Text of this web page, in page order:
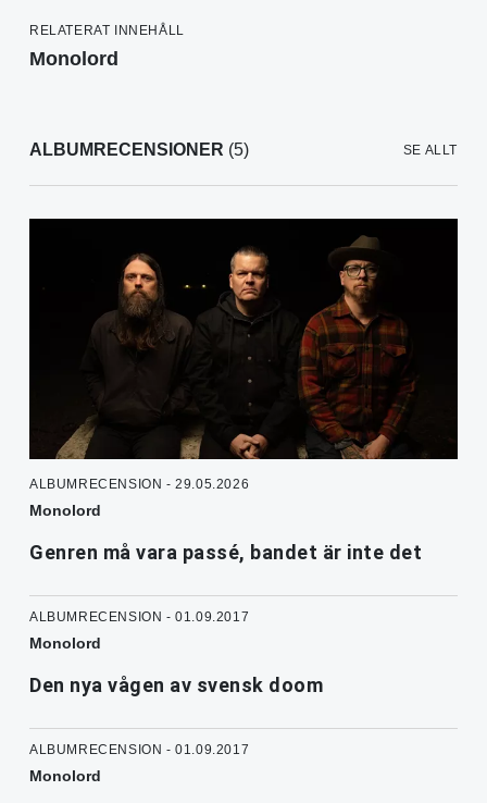
RELATERAT INNEHÅLL
Monolord
ALBUMRECENSIONER (5) SE ALLT
ALBUMRECENSION - 29.05.2026
Monolord
Genren må vara passé, bandet är inte det
ALBUMRECENSION - 01.09.2017
Monolord
Den nya vågen av svensk doom
ALBUMRECENSION - 01.09.2017
Monolord